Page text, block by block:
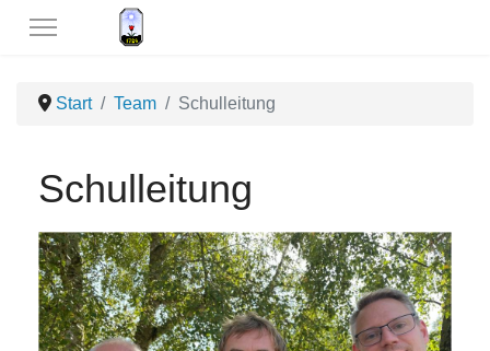
Start Team Schulleitung
Schulleitung